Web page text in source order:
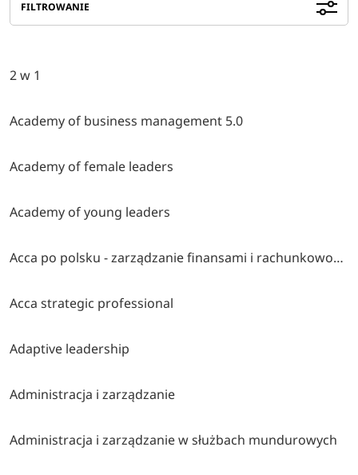
FILTROWANIE
2 w 1
Academy of business management 5.0
Academy of female leaders
Academy of young leaders
Acca po polsku - zarządzanie finansami i rachunkowość w środowisku międzynarodowym
Acca strategic professional
Adaptive leadership
Administracja i zarządzanie
Administracja i zarządzanie w służbach mundurowych